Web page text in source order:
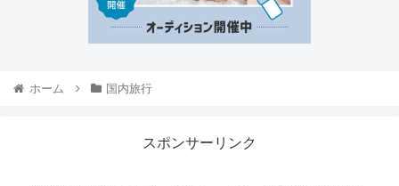
ホーム 国内旅行
スポンサーリンク